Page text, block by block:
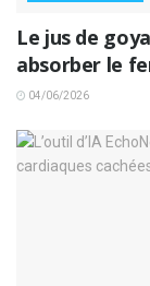
Le jus de
absorber le
04/06/2026